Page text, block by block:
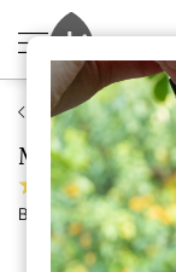
Chi Natural Life
Mirte
2
Bekijk meer van